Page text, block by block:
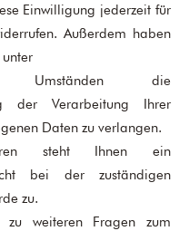
Einwilligung jederzeit für
Außerdem haben
unter
Umständen die
der Verarbeitung Ihrer
Daten zu verlangen.
steht Ihnen ein
bei der zuständigen
zu.
zu weiteren Fragen zum